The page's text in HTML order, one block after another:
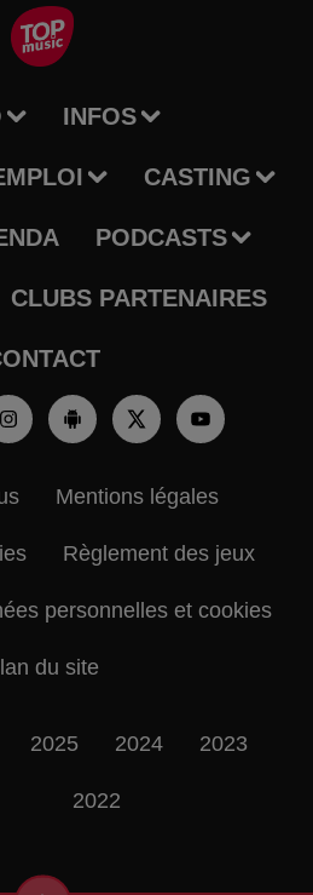
INFOS
CASTING
PODCASTS
CLUBS PARTENAIRES
Mentions légales
Règlement des jeux
personnelles et cookies
du site
2025 2024 2023
2022